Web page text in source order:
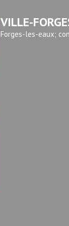
VILLE-
Forges-les-eaux;